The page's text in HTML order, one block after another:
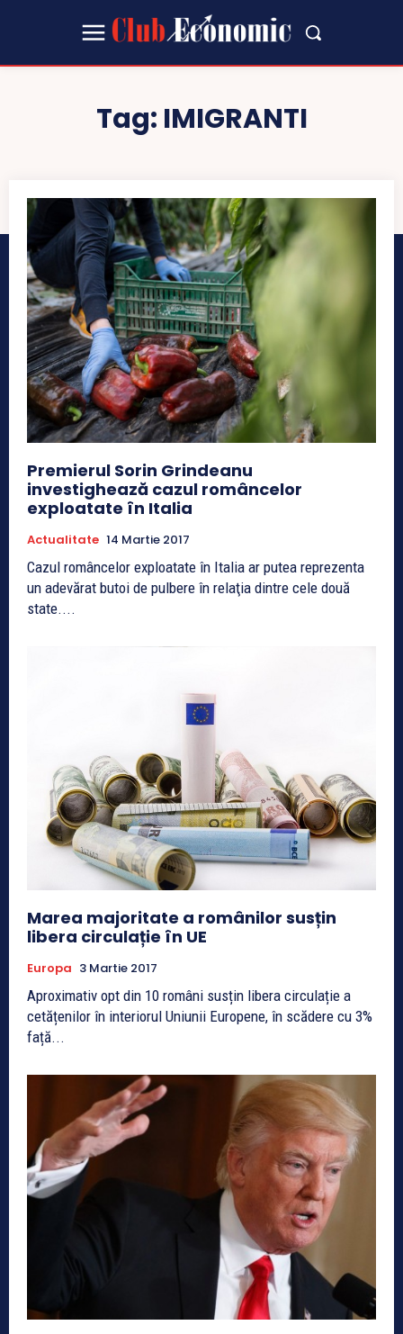
Tag: IMIGRANTI
Premierul Sorin Grindeanu
investighează cazul româncelor
exploatate în Italia
Actualitate 14 Martie 2017
Cazul româncelor exploatate în Italia ar putea reprezenta
un adevărat butoi de pulbere în relaţia dintre cele două
state....
Marea majoritate a românilor susțin
libera circulație în UE
Europa 3 Martie 2017
Aproximativ opt din 10 români susțin libera circulație a
cetățenilor în interiorul Uniunii Europene, în scădere cu 3%
față...